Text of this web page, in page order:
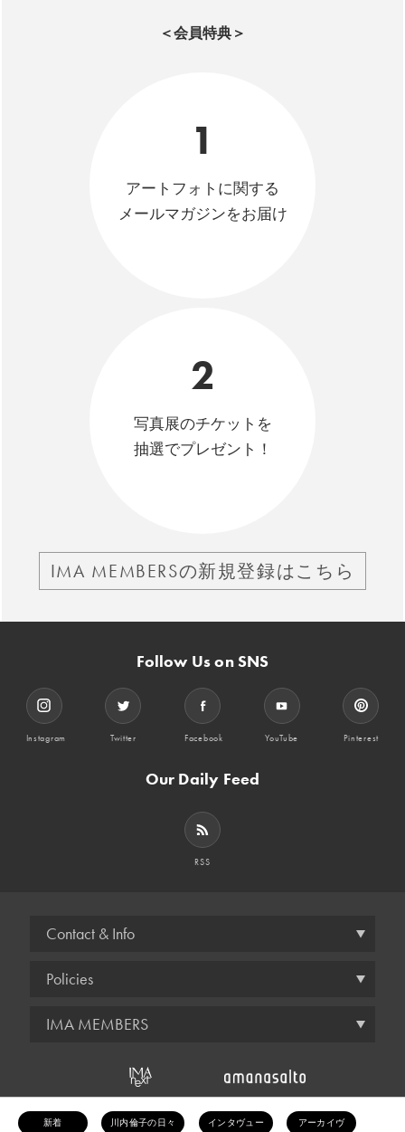
＜会員特典＞
1
アートフォトに関する
メールマガジンをお届け
2
写真展のチケットを
抽選でプレゼント！
IMA MEMBERSの新規登録はこちら
Follow Us on SNS
Instagram Twitter Facebook YouTube Pinterest
Our Daily Feed
RSS
Contact & Info
Policies
IMA MEMBERS
© amana inc.
新着 川内倫子の日々 インタヴュー アーカイヴ